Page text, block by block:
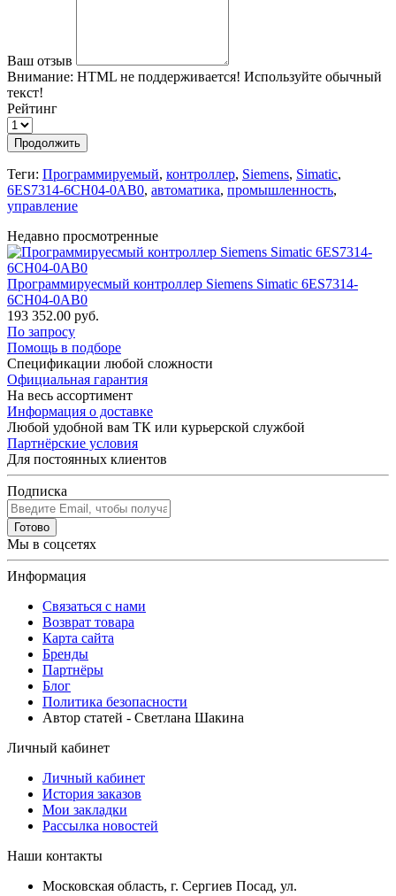
Ваш отзыв
Внимание: HTML не поддерживается! Используйте обычный
текст!
Рейтинг
Продолжить
Теги: Программируемый, контроллер, Siemens, Simatic,
6ES7314-6CH04-0AB0, автоматика, промышленность,
управление
Недавно просмотренные
Программируесмый контроллер Siemens Simatic 6ES7314-
6CH04-0AB0
193 352.00 руб.
По запросу
Помощь в подборе
Спецификации любой сложности
Официальная гарантия
На весь ассортимент
Информация о доставке
Любой удобной вам ТК или курьерской службой
Партнёрские условия
Для постоянных клиентов
Подписка
Готово
Мы в соцсетях
Информация
Связаться с нами
Возврат товара
Карта сайта
Бренды
Партнёры
Блог
Политика безопасности
Автор статей - Светлана Шакина
Личный кабинет
Личный кабинет
История заказов
Мои закладки
Рассылка новостей
Наши контакты
Московская область, г. Сергиев Посад, ул.